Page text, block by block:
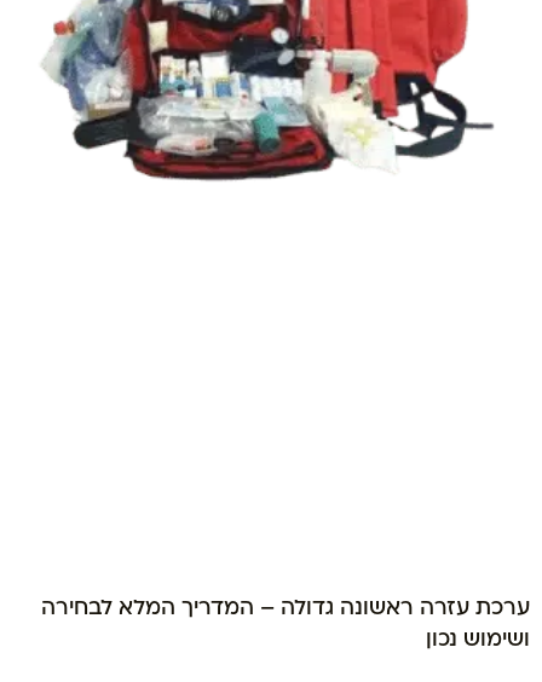
ערכת עזרה ראשונה גדולה – המדריך המלא לבחירה
ושימוש נכון